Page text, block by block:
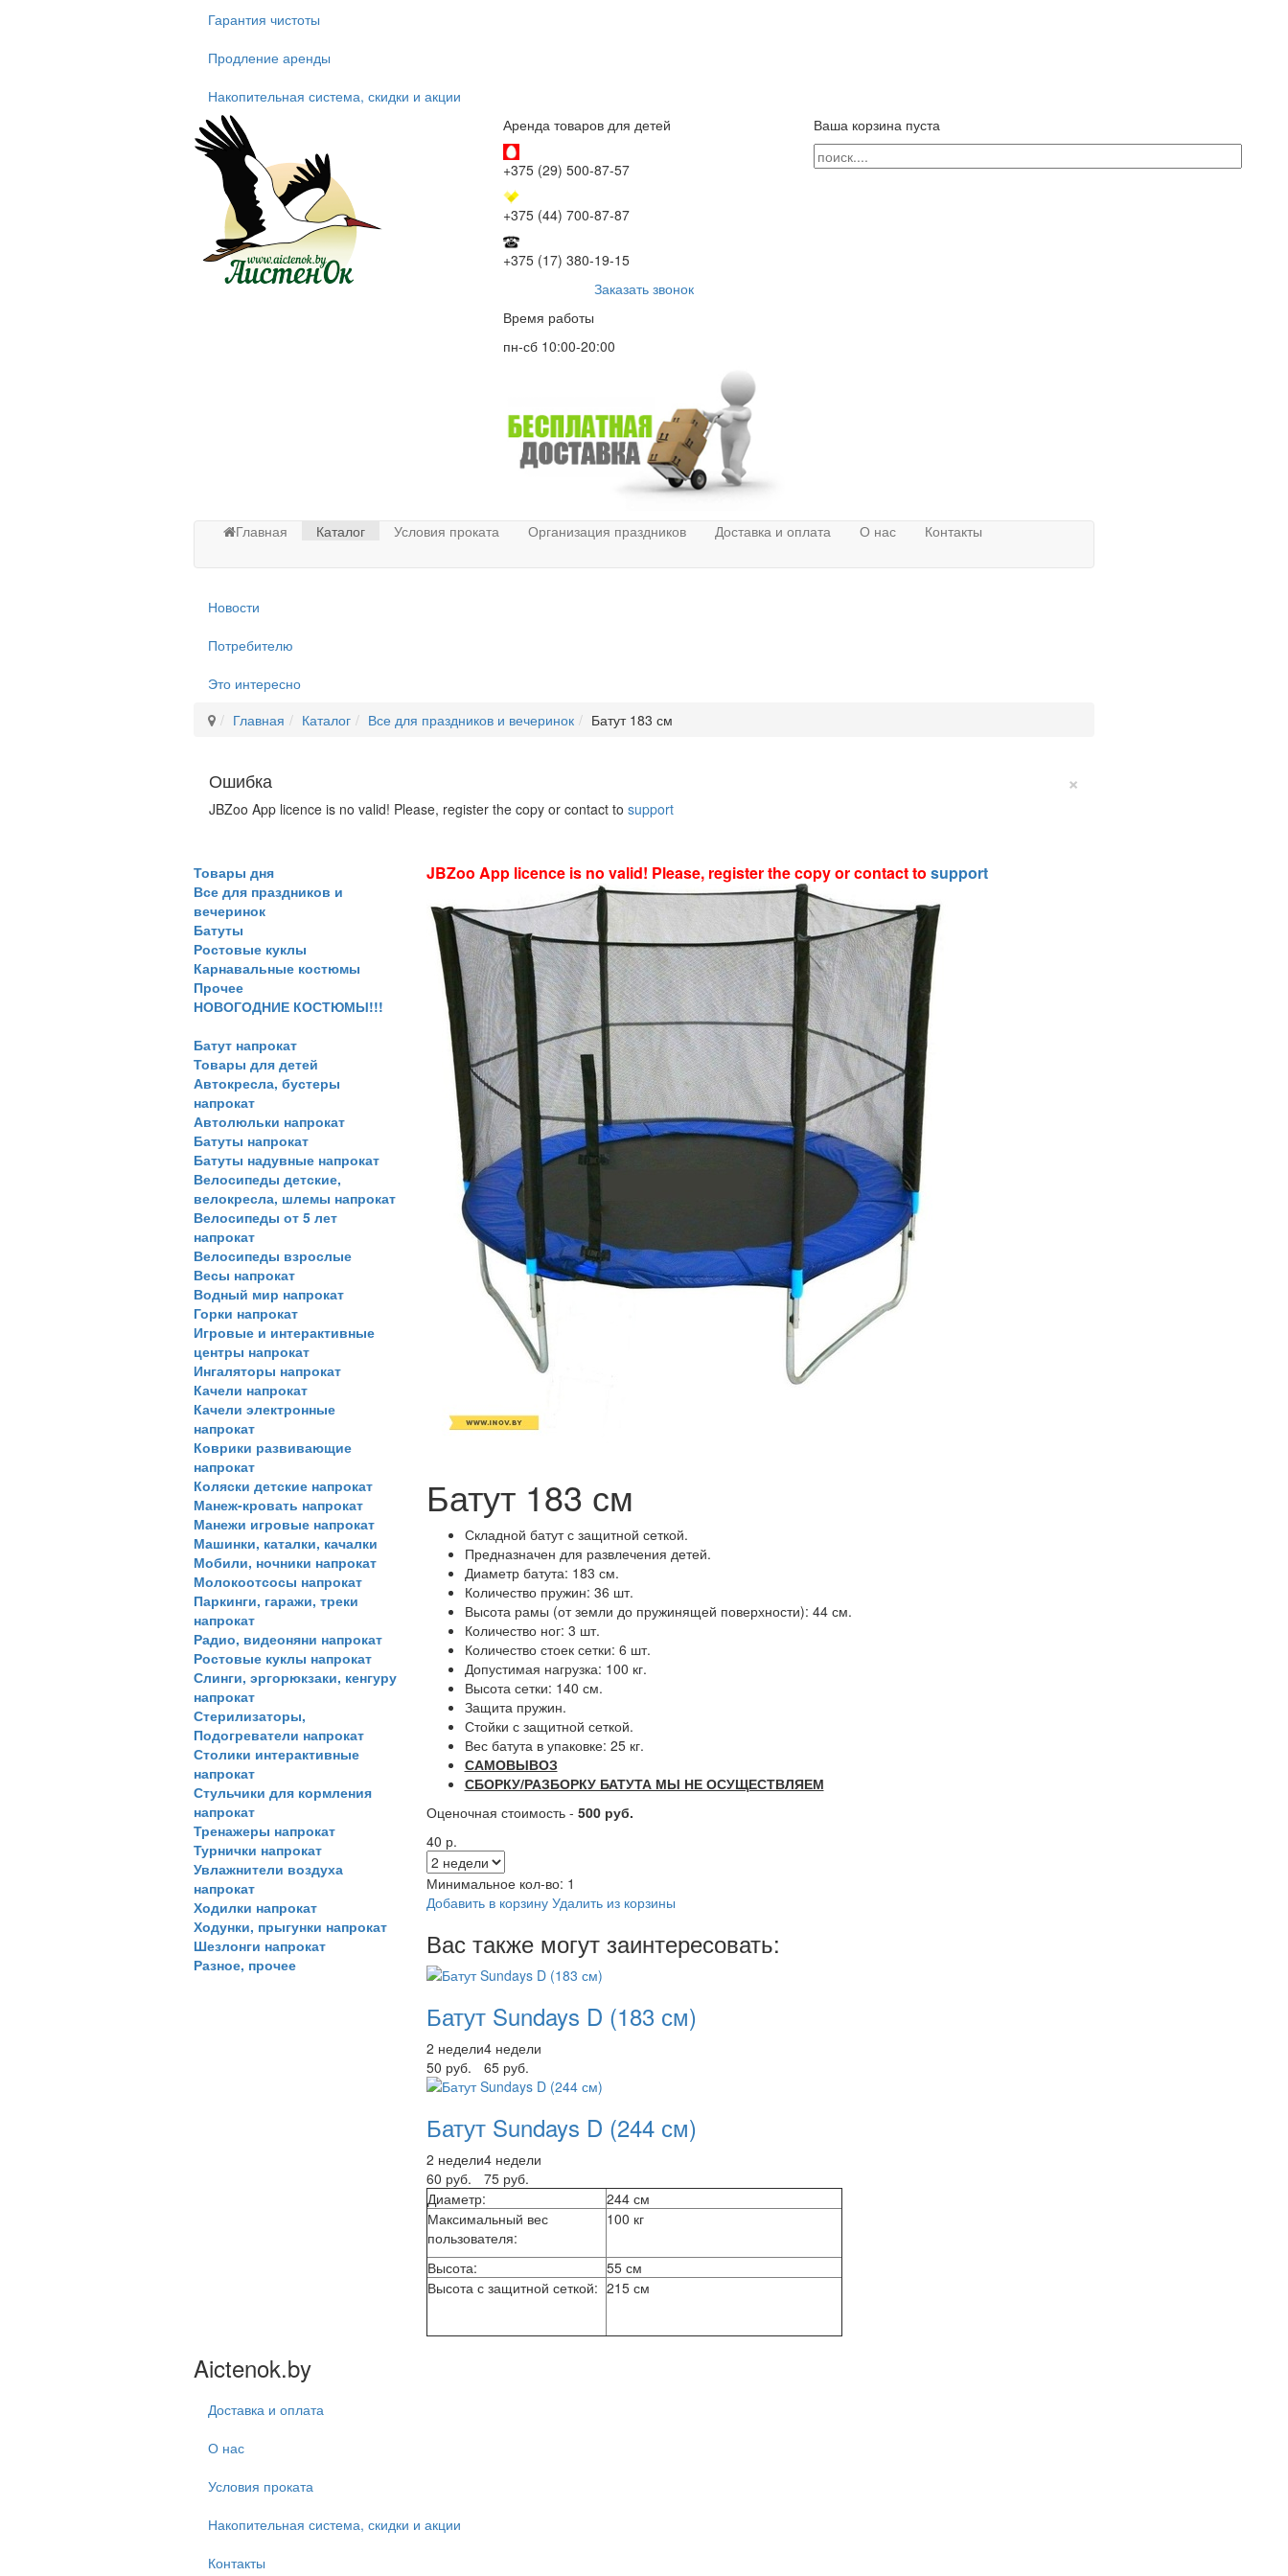
Гарантия чистоты
Продление аренды
Накопительная система, скидки и акции
Аренда товаров для детей
+375 (29) 500-87-57
+375 (44) 700-87-87
+375 (17) 380-19-15
Заказать звонок
Время работы
пн-сб 10:00-20:00
Ваша корзина пуста
Главная Каталог Условия проката Организация праздников Доставка и оплата О нас Контакты
Новости
Потребителю
Это интересно
Главная
Каталог Все для праздников и вечеринок Батут 183 см
×
Ошибка
JBZoo App licence is no valid! Please, register the copy or contact to support
Товары дня
Все для праздников и
вечеринок
Батуты
Ростовые куклы
Карнавальные костюмы
Прочее
НОВОГОДНИЕ КОСТЮМЫ!!!
Батут напрокат
Товары для детей
Автокресла, бустеры
напрокат
Автолюльки напрокат
Батуты напрокат
Батуты надувные напрокат
Велосипеды детские,
велокресла, шлемы напрокат
Велосипеды от 5 лет
напрокат
Велосипеды взрослые
Весы напрокат
Водный мир напрокат
Горки напрокат
Игровые и интерактивные
центры напрокат
Ингаляторы напрокат
Качели напрокат
Качели электронные
напрокат
Коврики развивающие
напрокат
Коляски детские напрокат
Манеж-кровать напрокат
Манежи игровые напрокат
Машинки, каталки, качалки
Мобили, ночники напрокат
Молокоотсосы напрокат
Паркинги, гаражи, треки
напрокат
Радио, видеоняни напрокат
Ростовые куклы напрокат
Слинги, эргорюкзаки, кенгуру
напрокат
Стерилизаторы,
Подогреватели напрокат
Столики интерактивные
напрокат
Стульчики для кормления
напрокат
Тренажеры напрокат
Турнички напрокат
Увлажнители воздуха
напрокат
Ходилки напрокат
Ходунки, прыгунки напрокат
Шезлонги напрокат
Разное, прочее
JBZoo App licence is no valid! Please, register the copy or contact to support
Батут 183 см
Складной батут с защитной сеткой.
Предназначен для развлечения детей.
Диаметр батута: 183 см.
Количество пружин: 36 шт.
Высота рамы (от земли до пружинящей поверхности): 44 см.
Количество ног: 3 шт.
Количество стоек сетки: 6 шт.
Допустимая нагрузка: 100 кг.
Высота сетки: 140 см.
Защита пружин.
Стойки с защитной сеткой.
Вес батута в упаковке: 25 кг.
САМОВЫВОЗ
СБОРКУ/РАЗБОРКУ БАТУТА МЫ НЕ ОСУЩЕСТВЛЯЕМ
Оценочная стоимость - 500 руб.
40 р.
Минимальное кол-во: 1
Добавить в корзину Удалить из корзины
Вас также могут заинтересовать:
Батут Sundays D (183 см)
2 недели4 недели
50 руб.
65 руб.
Батут Sundays D (244 см)
2 недели4 недели
60 руб.
75 руб.
Диаметр:
244 см
Максимальный вес
пользователя:
100 кг
Высота:
55 см
Высота с защитной сеткой: 215 см
Aictenok.by
Доставка и оплата
О нас
Условия проката
Накопительная система, скидки и акции
Контакты